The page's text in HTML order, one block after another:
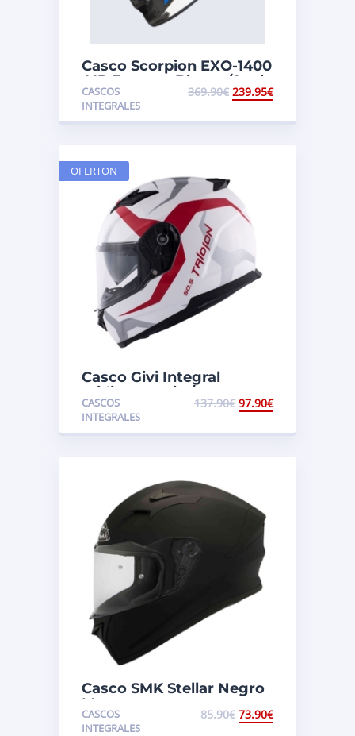
Casco Scorpion EXO-1400
AIR Fortuna Blanco/Azul
CASCOS
INTEGRALES
369.90€ 239.95€
Casco Givi Integral
Tridion. Vortix / H505F
CASCOS
INTEGRALES
137.90€ 97.90€
OFERTON
Casco SMK Stellar Negro
Mate
CASCOS
INTEGRALES
85.90€ 73.90€